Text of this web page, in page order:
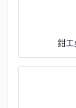
鉗工